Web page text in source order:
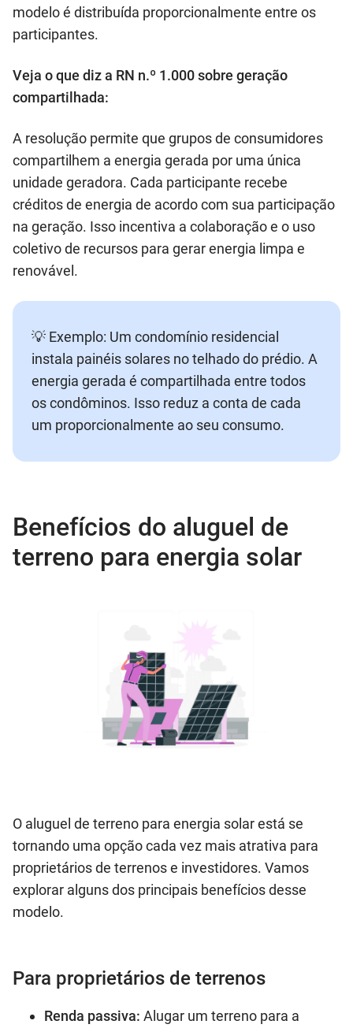
modelo é distribuída proporcionalmente entre os
participantes.
Veja o que diz a RN n.º 1.000 sobre geração
compartilhada:
A resolução permite que grupos de consumidores
compartilhem a energia gerada por uma única
unidade geradora. Cada participante recebe
créditos de energia de acordo com sua participação
na geração. Isso incentiva a colaboração e o uso
coletivo de recursos para gerar energia limpa e
renovável.
💡 Exemplo: Um condomínio residencial
instala painéis solares no telhado do prédio. A
energia gerada é compartilhada entre todos
os condôminos. Isso reduz a conta de cada
um proporcionalmente ao seu consumo.
Benefícios do aluguel de
terreno para energia solar
O aluguel de terreno para energia solar está se
tornando uma opção cada vez mais atrativa para
proprietários de terrenos e investidores. Vamos
explorar alguns dos principais benefícios desse
modelo.
Para proprietários de terrenos
Renda passiva: Alugar um terreno para a